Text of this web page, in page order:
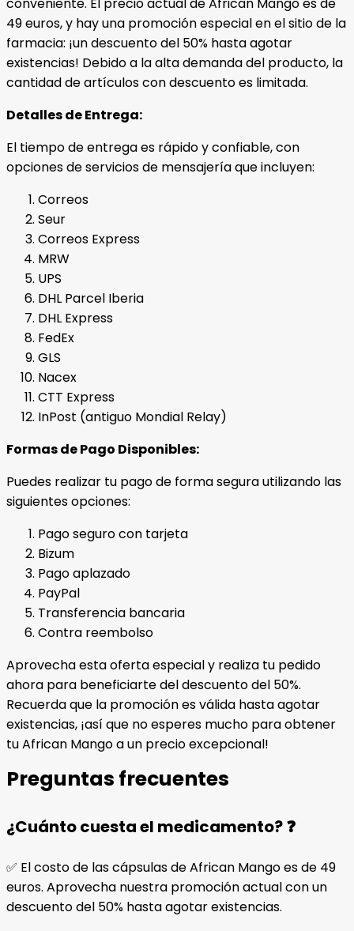
49 euros, y hay una promoción especial en el sitio de la
farmacia: ¡un descuento del 50% hasta agotar
existencias! Debido a la alta demanda del producto, la
cantidad de artículos con descuento es limitada.
Detalles de Entrega:
El tiempo de entrega es rápido y confiable, con
opciones de servicios de mensajería que incluyen:
Correos
Seur
Correos Express
MRW
UPS
DHL Parcel Iberia
DHL Express
FedEx
GLS
Nacex
CTT Express
InPost (antiguo Mondial Relay)
Formas de Pago Disponibles:
Puedes realizar tu pago de forma segura utilizando las
siguientes opciones:
Pago seguro con tarjeta
Bizum
Pago aplazado
PayPal
Transferencia bancaria
Contra reembolso
Aprovecha esta oferta especial y realiza tu pedido
ahora para beneficiarte del descuento del 50%.
Recuerda que la promoción es válida hasta agotar
existencias, ¡así que no esperes mucho para obtener
tu African Mango a un precio excepcional!
Preguntas frecuentes
¿Cuánto cuesta el medicamento? ❓
✅ El costo de las cápsulas de African Mango es de 49
euros. Aprovecha nuestra promoción actual con un
descuento del 50% hasta agotar existencias.